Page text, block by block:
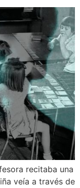
recitaba una
veía a través de